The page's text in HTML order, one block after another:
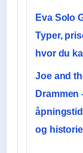
Eva Solo
Typer,
hvor du
Joe and
Drammen
og historie